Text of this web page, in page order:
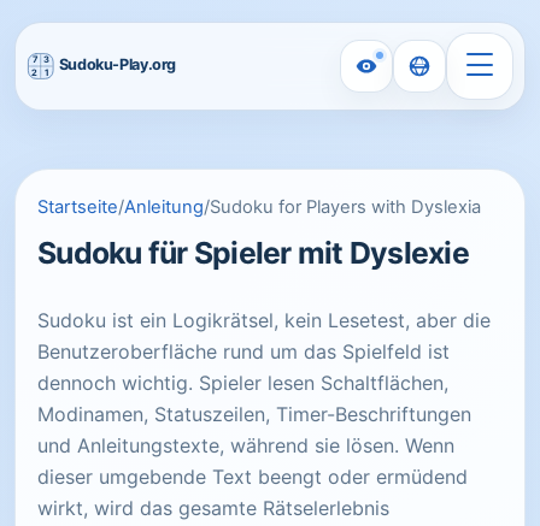
Startseite/Anleitung/Sudoku for Players with Dyslexia
Sudoku für Spieler mit Dyslexie
Sudoku ist ein Logikrätsel, kein Lesetest, aber die
Benutzeroberfläche rund um das Spielfeld ist
dennoch wichtig. Spieler lesen Schaltflächen,
Modinamen, Statuszeilen, Timer-Beschriftungen
und Anleitungstexte, während sie lösen. Wenn
dieser umgebende Text beengt oder ermüdend
wirkt, wird das gesamte Rätselerlebnis